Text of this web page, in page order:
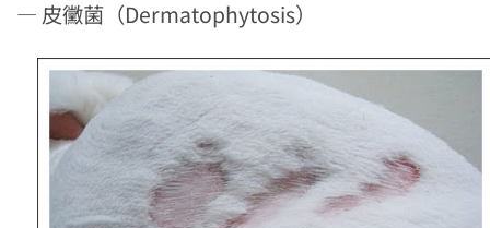
— 皮黴菌（Dermatophytosis）